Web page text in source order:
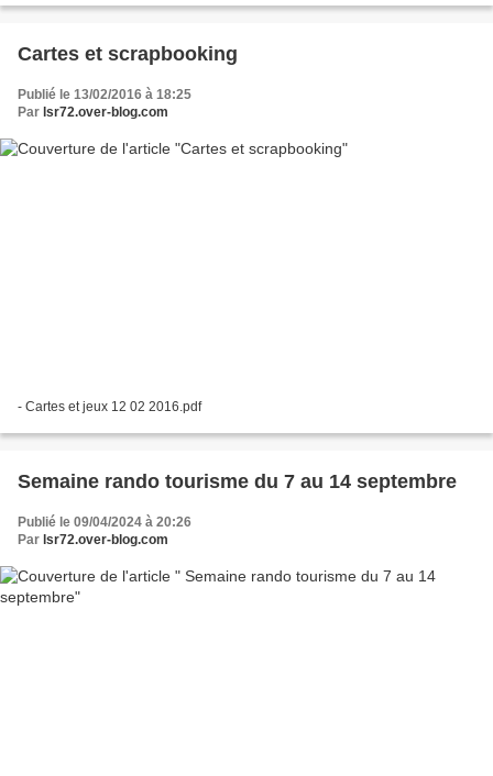
Cartes et scrapbooking
Publié le 13/02/2016 à 18:25
Par lsr72.over-blog.com
- Cartes et jeux 12 02 2016.pdf
Semaine rando tourisme du 7 au 14 septembre
Publié le 09/04/2024 à 20:26
Par lsr72.over-blog.com